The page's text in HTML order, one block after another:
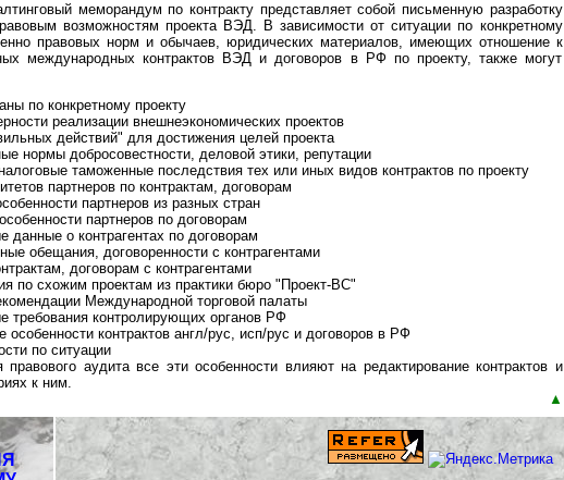
меморандум по контракту представляет собой письменную разработку
возможностям проекта ВЭД. В зависимости от ситуации по конкретному
правовых норм и обычаев, юридических материалов, имеющих отношение к
международных контрактов ВЭД и договоров в РФ по проекту, также могут
по конкретному проекту
реализации внешнеэкономических проектов
действий" для достижения целей проекта
нормы добросовестности, деловой этики, репутации
таможенные последствия тех или иных видов контрактов по проекту
партнеров по контрактам, договорам
партнеров из разных стран
партнеров по договорам
данные о контрагентах по договорам
обещания, договоренности с контрагентами
договорам с контрагентами
по схожим проектам из практики бюро "Проект-ВС"
Международной торговой палаты
требования контролирующих органов РФ
особенности контрактов англ/рус, исп/рус и договоров в РФ
по ситуации
аудита все эти особенности влияют на редактирование контрактов и
к ним.
▲